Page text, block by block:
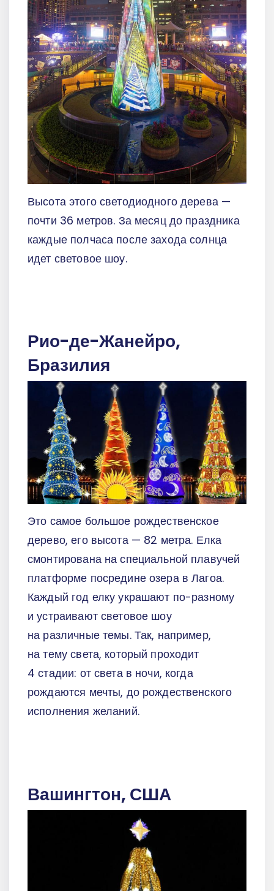
Высота этого светодиодного дерева —
почти 36 метров. За месяц до праздника
каждые полчаса после захода солнца
идет световое шоу.
Рио-де-Жанейро,
Бразилия
Это самое большое рождественское
дерево, его высота — 82 метра. Елка
смонтирована на специальной плавучей
платформе посредине озера в Лагоа.
Каждый год елку украшают по-разному
и устраивают световое шоу
на различные темы. Так, например,
на тему света, который проходит
4 стадии: от света в ночи, когда
рождаются мечты, до рождественского
исполнения желаний.
Вашингтон, США